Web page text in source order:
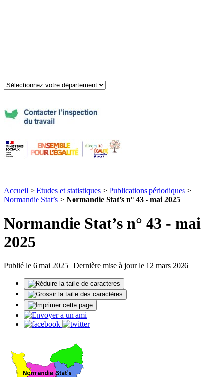
Accueil > Etudes et statistiques > Publications périodiques >
Normandie Stat’s > Normandie Stat’s n° 43 - mai 2025
Normandie Stat’s n° 43 - mai
2025
Publié le 6 mai 2025 | Dernière mise à jour le 12 mars 2026